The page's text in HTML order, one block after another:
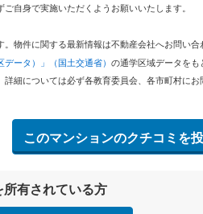
自身で実施いただくようお願いいたします。
物件に関する最新情報は不動産会社へお問い合
データ）」（国土交通省） の通学区域データをも
細については必ず各教育委員会、各市町村にお
このマンションのクチコミを
有されている方